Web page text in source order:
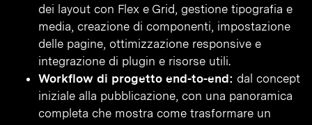
dei layout con Flex e Grid, gestione tipografia e
media, creazione di componenti, impostazione
delle pagine, ottimizzazione responsive e
integrazione di plugin e risorse utili.
Workflow di progetto end-to-end: dal concept
iniziale alla pubblicazione, con una panoramica
completa che mostra come trasformare un